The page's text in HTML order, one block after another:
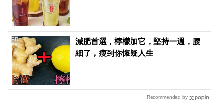
減肥首選，檸檬加它，堅持一週，腰
細了，瘦到你懷疑人生
PR
Recommended by